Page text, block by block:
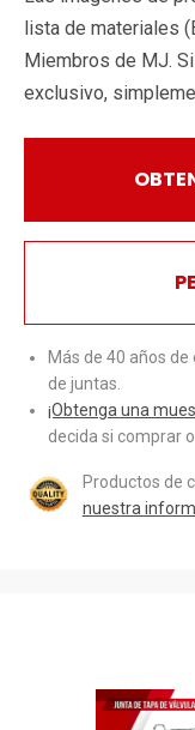
lista de materiales
Miembros de MJ.
exclusivo,
Más de 40 años
de juntas.
¡Obtenga una
decida si comprar o
Productos de
nuestra